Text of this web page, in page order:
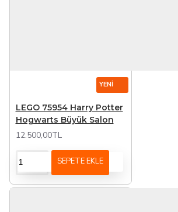
YENI
LEGO 75954 Harry Potter
Hogwarts Büyük Salon
12.500,00TL
SEPETE EKLE